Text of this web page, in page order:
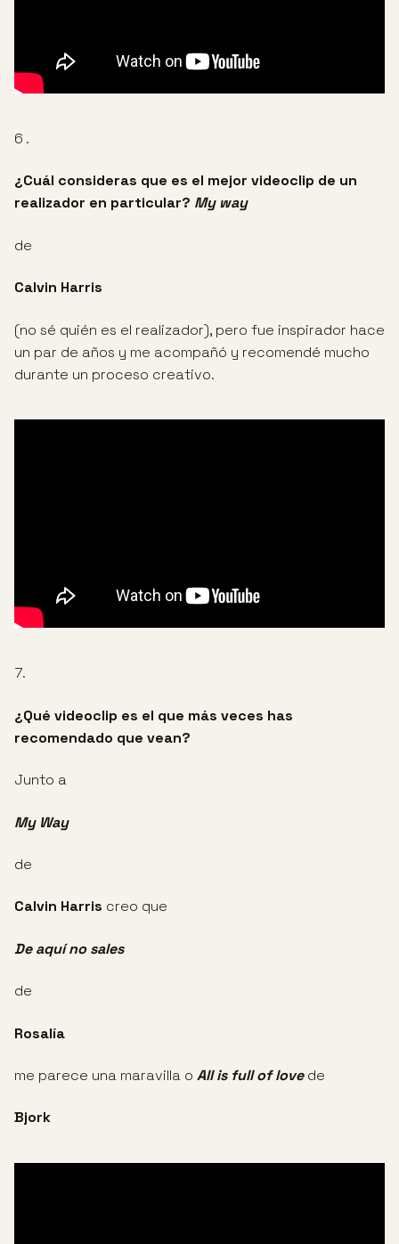
6 .
¿Cuál consideras que es el mejor videoclip de un
realizador en particular? My way
de
Calvin Harris
(no sé quién es el realizador), pero fue inspirador hace
un par de años y me acompañó y recomendé mucho
durante un proceso creativo.
7.
¿Qué videoclip es el que más veces has
recomendado que vean?
Junto a
My Way
de
Calvin Harris creo que
De aquí no sales
de
Rosalía
me parece una maravilla o All is full of lovede
Bjork